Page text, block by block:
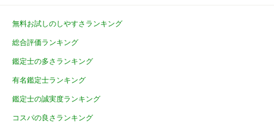
無料お試しのしやすさランキング
総合評価ランキング
鑑定士の多さランキング
有名鑑定士ランキング
鑑定士の誠実度ランキング
コスパの良さランキング